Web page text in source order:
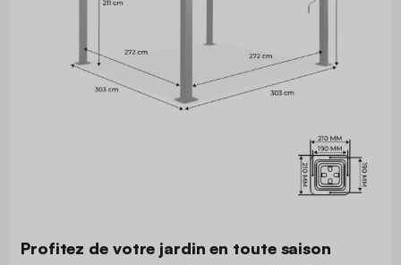
Profitez de votre jardin en toute saison